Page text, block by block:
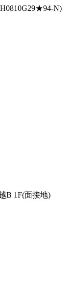
N)
B 1F(面接地)